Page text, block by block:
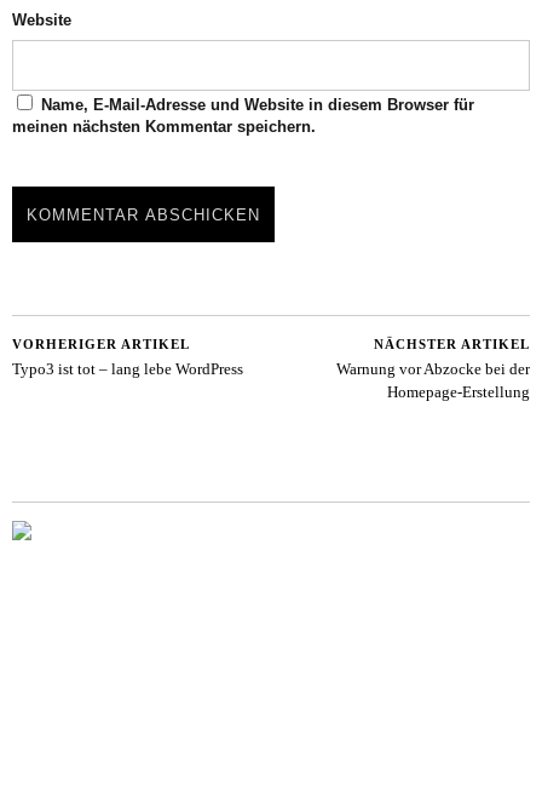
Website
Name, E-Mail-Adresse und Website in diesem Browser für
meinen nächsten Kommentar speichern.
VORHERIGER ARTIKEL
Typo3 ist tot – lang lebe WordPress
NÄCHSTER ARTIKEL
Warnung vor Abzocke bei der
Homepage-Erstellung